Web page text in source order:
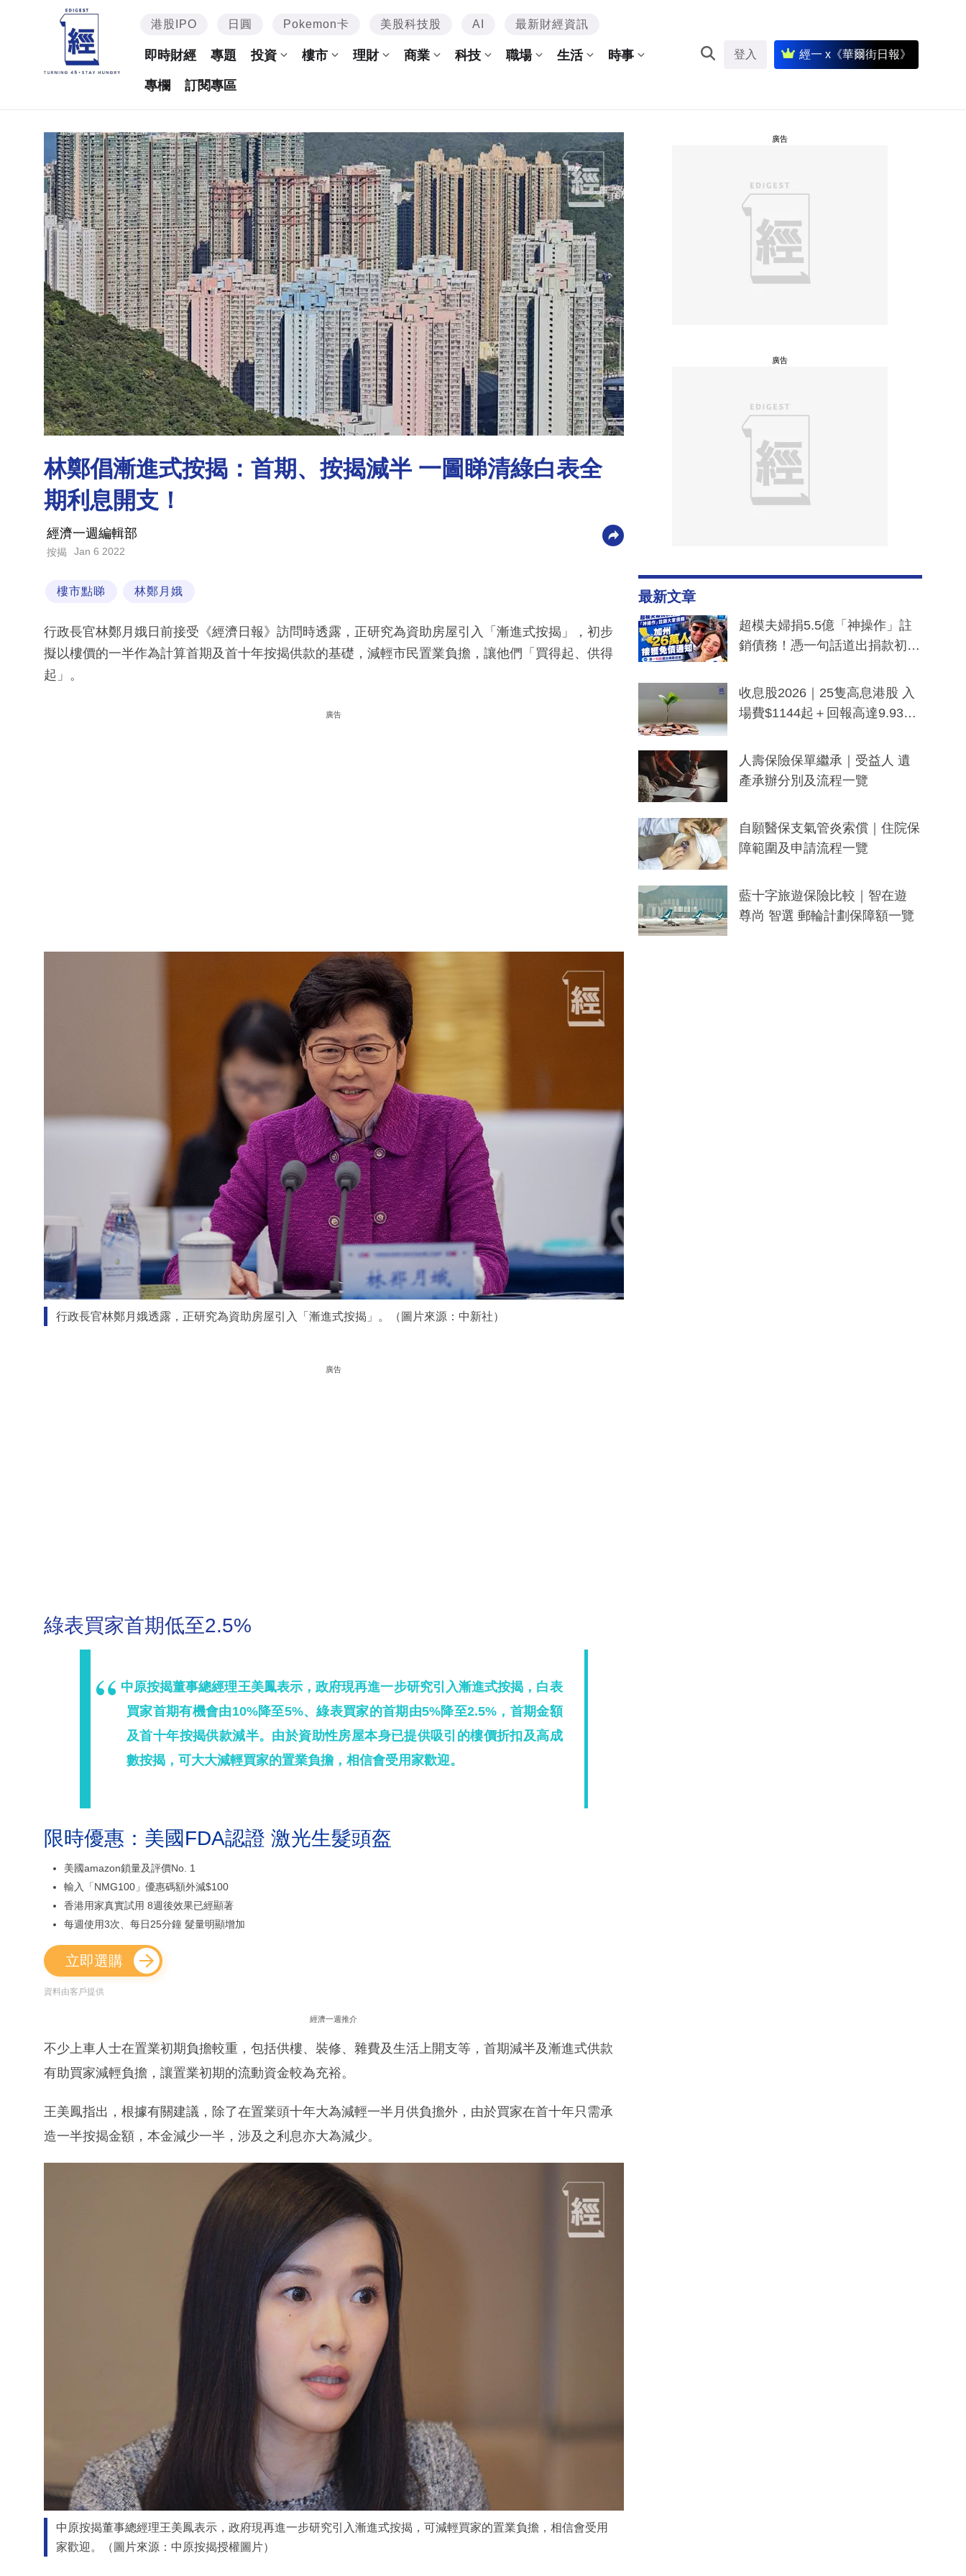
港股IPO 日圓 Pokemon卡 美股科技股 AI 最新財經資訊
即時財經 專題 投資 樓市 理財 商業 科技 職場 生活 時事
專欄 訂閱專區
登入 經一 x《華爾街日報》
林鄭倡漸進式按揭：首期、按揭減半 一圖睇清綠白表全
期利息開支！
經濟一週編輯部
按揭 Jan 6 2022
樓市點睇 林鄭月娥
行政長官林鄭月娥日前接受《經濟日報》訪問時透露，正研究為資助房屋引入「漸進式按揭」，初步
擬以樓價的一半作為計算首期及首十年按揭供款的基礎，減輕市民置業負擔，讓他們「買得起、供得
起」。
廣告
行政長官林鄭月娥透露，正研究為資助房屋引入「漸進式按揭」。（圖片來源：中新社）
廣告
綠表買家首期低至2.5%
中原按揭董事總經理王美鳳表示，政府現再進一步研究引入漸進式按揭，白表
買家首期有機會由10%降至5%、綠表買家的首期由5%降至2.5%，首期金額
及首十年按揭供款減半。由於資助性房屋本身已提供吸引的樓價折扣及高成
數按揭，可大大減輕買家的置業負擔，相信會受用家歡迎。
限時優惠：美國FDA認證 激光生髮頭盔
美國amazon鎖量及評價No. 1
輸入「NMG100」優惠碼額外減$100
香港用家真實試用 8週後效果已經顯著
每週使用3次、每日25分鐘 髮量明顯增加
立即選購
資料由客戶提供
經濟一週推介
不少上車人士在置業初期負擔較重，包括供樓、裝修、雜費及生活上開支等，首期減半及漸進式供款
有助買家減輕負擔，讓置業初期的流動資金較為充裕。
王美鳳指出，根據有關建議，除了在置業頭十年大為減輕一半月供負擔外，由於買家在首十年只需承
造一半按揭金額，本金減少一半，涉及之利息亦大為減少。
中原按揭董事總經理王美鳳表示，政府現再進一步研究引入漸進式按揭，可減輕買家的置業負擔，相信會受用
家歡迎。（圖片來源：中原按揭授權圖片）
廣告
廣告
最新文章
超模夫婦捐5.5億「神操作」註
銷債務！憑一句話道出捐款初
一度被誤當詐騙手段
收息股2026｜25隻高息港股 入
場費$1144起＋回報高達9.93
人壽保險保單繼承｜受益人 遺
產承辦分別及流程一覽
自願醫保支氣管炎索償｜住院保
障範圍及申請流程一覽
藍十字旅遊保險比較｜智在遊
尊尚 智選 郵輪計劃保障額一覽